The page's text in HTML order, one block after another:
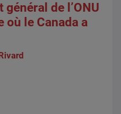
de l’ONU
où le Canada a